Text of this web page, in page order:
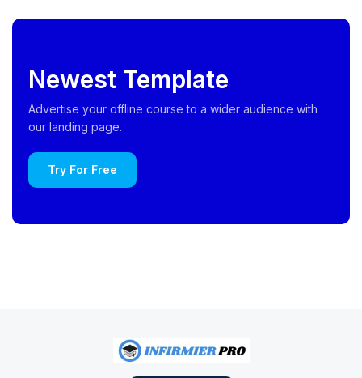
Newest Template
Advertise your offline course to a wider audience with
our landing page.
Try For Free